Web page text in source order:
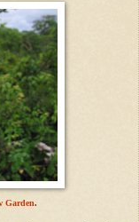
Garden.